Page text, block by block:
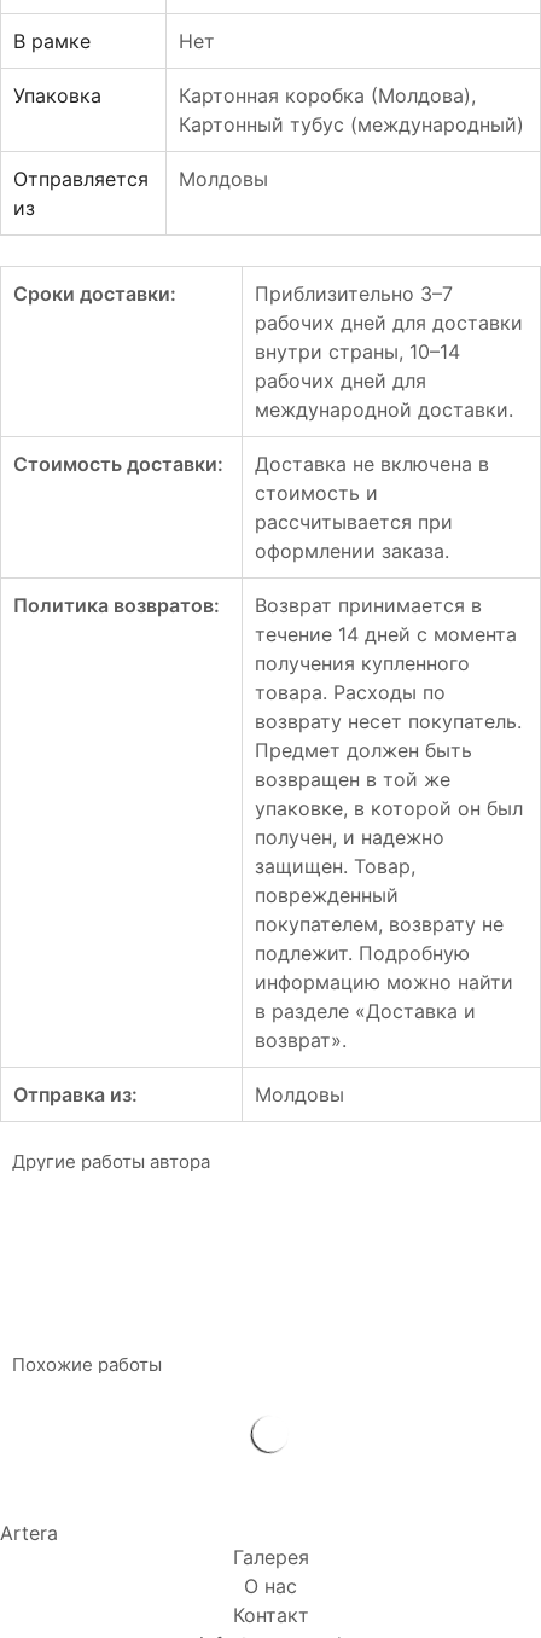
В рамке Нет
Упаковка Картонная коробка (Молдова),
Картонный тубус (международный)
Отправляется
из
Молдовы
Сроки доставки:
Приблизительно 3–7
рабочих дней для доставки
внутри страны, 10–14
рабочих дней для
международной доставки.
Стоимость доставки:
Доставка не включена в
стоимость и
рассчитывается при
оформлении заказа.
Политика возвратов:
Возврат принимается в
течение 14 дней с момента
получения купленного
товара. Расходы по
возврату несет покупатель.
Предмет должен быть
возвращен в той же
упаковке, в которой он был
получен, и надежно
защищен. Товар,
поврежденный
покупателем, возврату не
подлежит. Подробную
информацию можно найти
в разделе «Доставка и
возврат».
Отправка из: Молдовы
Другие работы автора
Похожие работы
Artera
Галерея
О нас
Контакт